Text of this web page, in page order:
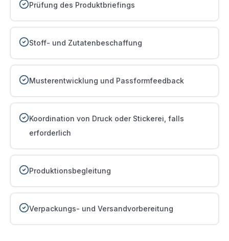
Prüfung des Produktbriefings
Stoff- und Zutatenbeschaffung
Musterentwicklung und Passformfeedback
Koordination von Druck oder Stickerei, falls
erforderlich
Produktionsbegleitung
Verpackungs- und Versandvorbereitung